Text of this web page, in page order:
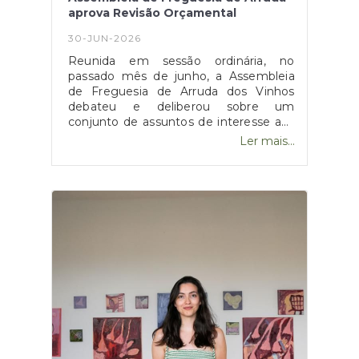
aprova Revisão Orçamental
30-JUN-2026
Reunida em sessão ordinária, no
passado mês de junho, a Assembleia
de Freguesia de Arruda dos Vinhos
debateu e deliberou sobre um
conjunto de assuntos de interesse aos
fregueses.Desta sessão, destaca-se a
deste ano civil, reforçando as rubricas
Ler mais...